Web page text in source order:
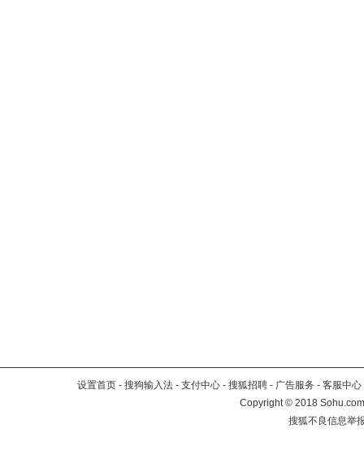
设置首页 - 搜狗输入法 - 支付中心 - 搜狐招聘 - 广告服务 - 客服中心
Copyright©2018
搜狐不良信息举